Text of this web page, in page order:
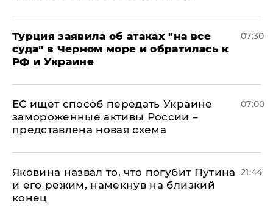
Турция заявила об атаках "на все
суда" в Черном море и обратилась к
РФ и Украине
07:30
ЕС ищет способ передать Украине
замороженные активы России –
представлена новая схема
07:00
Яковина назвал то, что погубит Путина
и его режим, намекнув на близкий
конец
21:44